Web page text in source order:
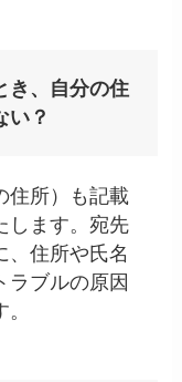
き、自分の住
い？
住所）も記載
します。宛先
、住所や氏名
ラブルの原因